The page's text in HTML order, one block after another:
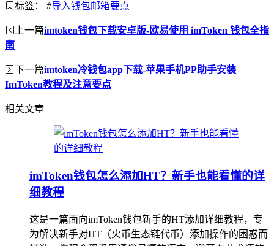
标签： #导入钱包邮箱要点
上一篇imtoken钱包下载安卓版-欧易使用 imToken 钱包全指
南
下一篇imtoken冷钱包app下载-苹果手机PP助手安装
ImToken教程及注意要点
相关文章
imToken钱包怎么添加HT？新手也能看懂的详
细教程
这是一篇面向imToken钱包新手的HT添加详细教程，专
为解决新手对HT（火币生态链代币）添加操作的困惑而